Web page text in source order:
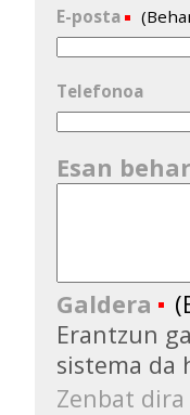
E-posta
Telefonoa
Esan
Galdera
Erantzun
sistema da
Zenbat